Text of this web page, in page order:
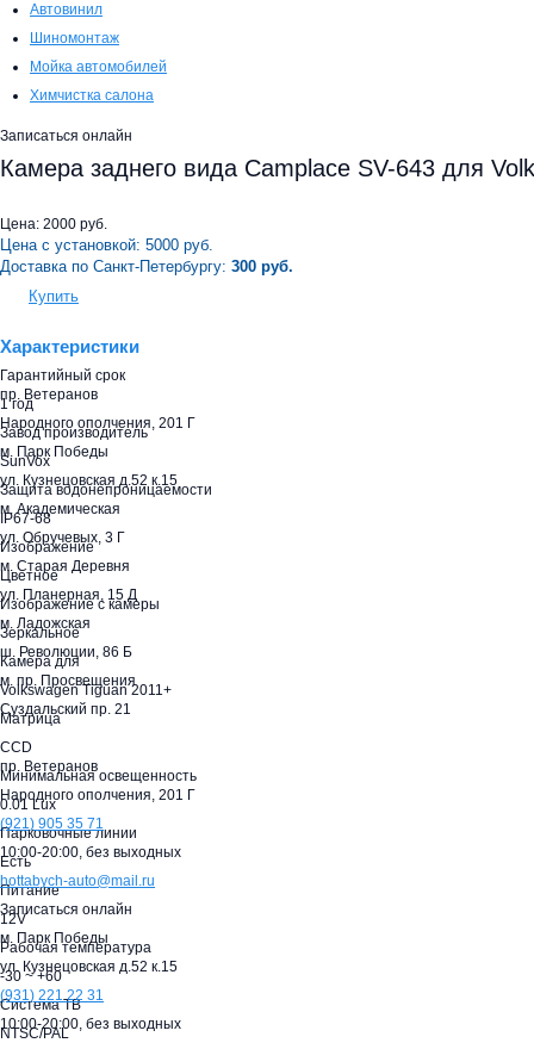
Автовинил
Шиномонтаж
Мойка автомобилей
Химчистка салона
Записаться онлайн
Камера заднего вида Camplace SV-643 для
Цена: 2000 руб.
Цена с установкой: 5000 руб.
Доставка по Санкт-Петербургу: 300 руб.
Купить
Характеристики
Гарантийный срок
1 год
Завод производитель
SunVox
Защита водонепроницаемости
IP67-68
Изображение
Цветное
Изображение с камеры
Зеркальное
Камера для
Volkswagen Tiguan 2011+
Матрица
CCD
Минимальная освещенность
0.01 Lux
Парковочные линии
Есть
Питание
12V
Рабочая температура
-30 ~ +60
Система ТВ
NTSC/PAL
пр. Ветеранов
Народного ополчения, 201 Г
м. Парк Победы
ул. Кузнецовская д.52 к.15
м. Академическая
ул. Обручевых, 3 Г
м. Старая Деревня
ул. Планерная, 15 Д
м. Ладожская
ш. Революции, 86 Б
м. пр. Просвещения
Суздальский пр. 21
пр. Ветеранов
Народного ополчения, 201 Г
(921) 905 35 71
10:00-20:00, без выходных
hottabych-auto@mail.ru
Записаться онлайн
м. Парк Победы
ул. Кузнецовская д.52 к.15
(931) 221 22 31
10:00-20:00, без выходных